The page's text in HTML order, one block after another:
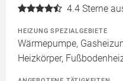
4.4 Sterne
HEIZUNG SPEZIALGEBIETE
Wärmepumpe,
Heizkörper,